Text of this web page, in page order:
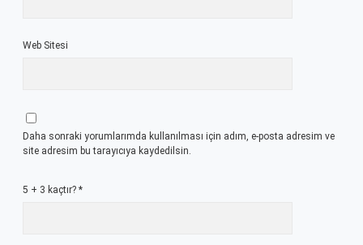
Web Sitesi
Daha sonraki yorumlarımda kullanılması için adım, e-posta adresim ve
site adresim bu tarayıcıya kaydedilsin.
5 + 3 kaçtır? *